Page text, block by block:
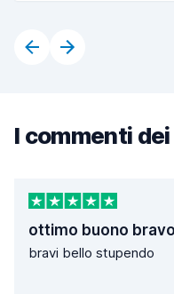
I commenti
ottimo buono bravo
bravi bello stupendo